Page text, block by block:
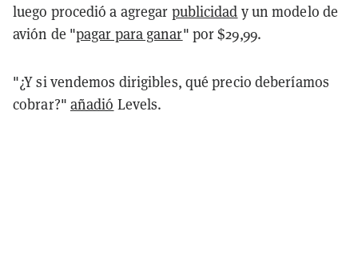
luego procedió a agregar publicidad y un modelo de
avión de "pagar para ganar" por $29,99.
"¿Y si vendemos dirigibles, qué precio deberíamos
cobrar?" añadió Levels.